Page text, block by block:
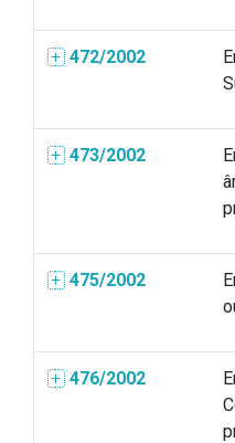
472/2002
473/2002
475/2002
476/2002